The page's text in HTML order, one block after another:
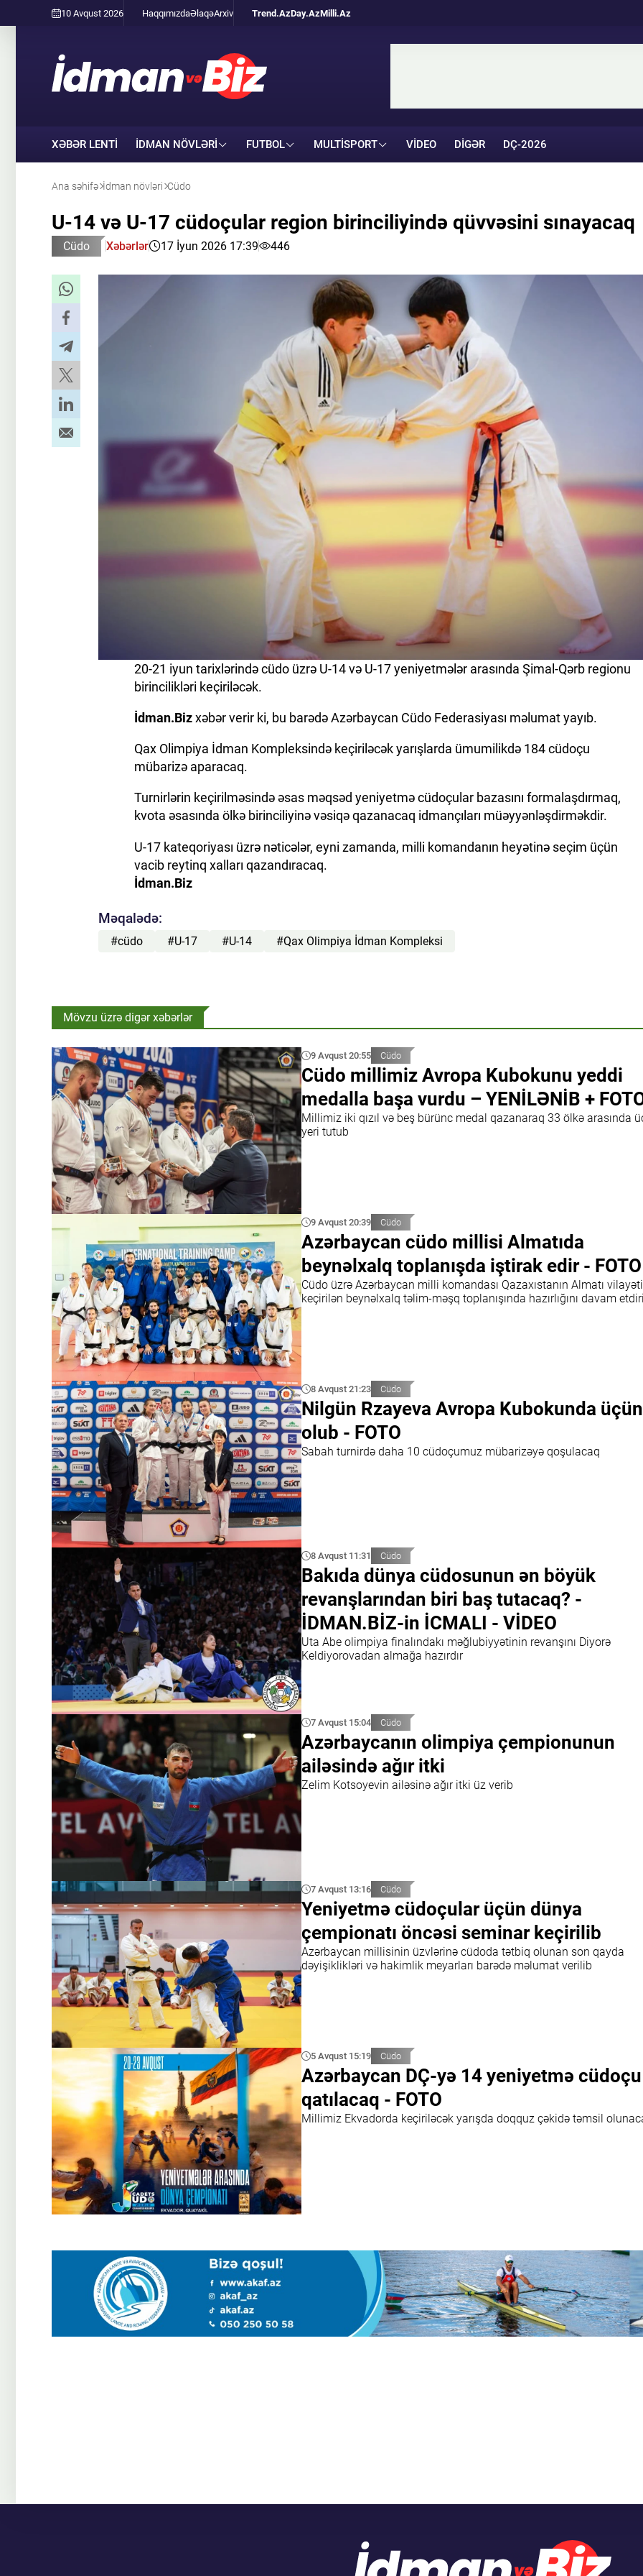
10 Avqust 2026 HaqqımızdaƏlaqəArxiv Trend.AzDay.AzMilli.Az
XƏBƏR LENTİ İDMAN NÖVLƏRI FUTBOL MULTISPORT VIDEO DIGƏR DÇ-2026
Ana səhifə İdman növləri Cüdo
U-14 və U-17 cüdoçular region birinciliyində qüvvəsini sınayacaq
Cüdo Xəbərlər 17 İyun 2026 17:39 446
20-21 iyun tarixlərində cüdo üzrə U-14 və U-17 yeniyetmələr arasında Şimal-Qərb regionu
birincilikləri keçiriləcək.
İdman.Bizxəbər verir ki, bu barədə Azərbaycan Cüdo Federasiyası məlumat yayıb.
Qax Olimpiya İdman Kompleksində keçiriləcək yarışlarda ümumilikdə 184 cüdoçu
mübarizə aparacaq.
Turnirlərin keçirilməsində əsas məqsəd yeniyetmə cüdoçular bazasını formalaşdırmaq,
kvota əsasında ölkə birinciliyinə vəsiqə qazanacaq idmançıları müəyyənləşdirməkdir.
U-17 kateqoriyası üzrə nəticələr, eyni zamanda, milli komandanın heyətinə seçim üçün
vacib reytinq xalları qazandıracaq.
İdman.Biz
Məqalədə:
#cüdo #U-17 #U-14 #Qax Olimpiya İdman Kompleksi
Mövzu üzrə digər xəbərlər
9 Avqust 20:55 Cüdo
Cüdo millimiz Avropa Kubokunu yeddi
medalla başa vurdu – YENİLƏNİB +
Millimiz iki qızıl və beş bürünc medal qazanaraq 33 ölkə arasında
yeri tutub
9 Avqust 20:39 Cüdo
Azərbaycan cüdo millisi Almatıda
beynəlxalq toplanışda iştirak edir - FOTO
Cüdo üzrə Azərbaycan milli komandası Qazaxıstanın Almatı
keçirilən beynəlxalq təlim-məşq toplanışında hazırlığını davam
8 Avqust 21:23 Cüdo
Nilgün Rzayeva Avropa Kubokunda
olub - FOTO
Sabah turnirdə daha 10 cüdoçumuz mübarizəyə qoşulacaq
8 Avqust 11:31 Cüdo
Bakıda dünya cüdosunun ən böyük
revanşlarından biri baş tutacaq? -
İDMAN.BİZ-in İCMALI - VİDEO
Uta Abe olimpiya finalındakı məğlubiyyətinin revanşını Diyorə
Keldiyorovadan almağa hazırdır
7 Avqust 15:04 Cüdo
Azərbaycanın olimpiya çempionunun
ailəsində ağır itki
Zelim Kotsoyevin ailəsinə ağır itki üz verib
7 Avqust 13:16 Cüdo
Yeniyetmə cüdoçular üçün dünya
çempionatı öncəsi seminar keçirilib
Azərbaycan millisinin üzvlərinə cüdoda tətbiq olunan son qayda
dəyişiklikləri və hakimlik meyarları barədə məlumat verilib
5 Avqust 15:19 Cüdo
Azərbaycan DÇ-yə 14 yeniyetmə
qatılacaq - FOTO
Millimiz Ekvadorda keçiriləcək yarışda doqquz çəkidə təmsil